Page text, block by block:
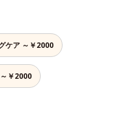
ジをしやすくするため、持ち手の
さとハケを短くして爪への距離が
なるよう工夫しています。
ケア ～￥2000
￥2000